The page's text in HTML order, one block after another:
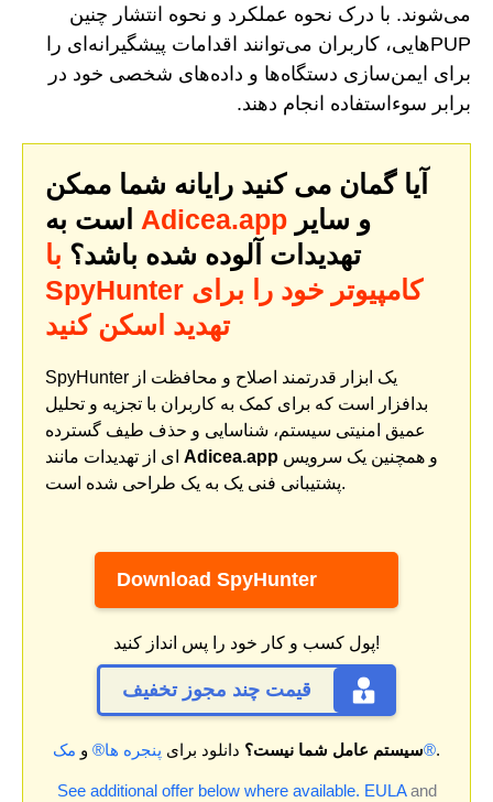
می‌شوند. با درک نحوه عملکرد و نحوه انتشار چنین
PUPهایی، کاربران می‌توانند اقدامات پیشگیرانه‌ای را
برای ایمن‌سازی دستگاه‌ها و داده‌های شخصی خود در
برابر سوءاستفاده انجام دهند.
آیا گمان می کنید رایانه شما ممکن
Adicea.app
تهدیدات آلوده شده باشد؟ با
SpyHunter کامپیوتر خود را برای
تهدید اسکن کنید
SpyHunter یک ابزار قدرتمند اصلاح و محافظت از
بدافزار است که برای کمک به کاربران با تجزیه و تحلیل
عمیق امنیتی سیستم، شناسایی و حذف طیف گسترده
Adicea.app
پشتیبانی فنی یک به یک طراحی شده است.
Download SpyHunter
پول کسب و کار خود را پس انداز کنید!
قیمت چند مجوز تخفیف
سیستم عامل شما نیست؟ دانلود برای پنجره ها® و مک®.
See additional offer below where available. EULAand